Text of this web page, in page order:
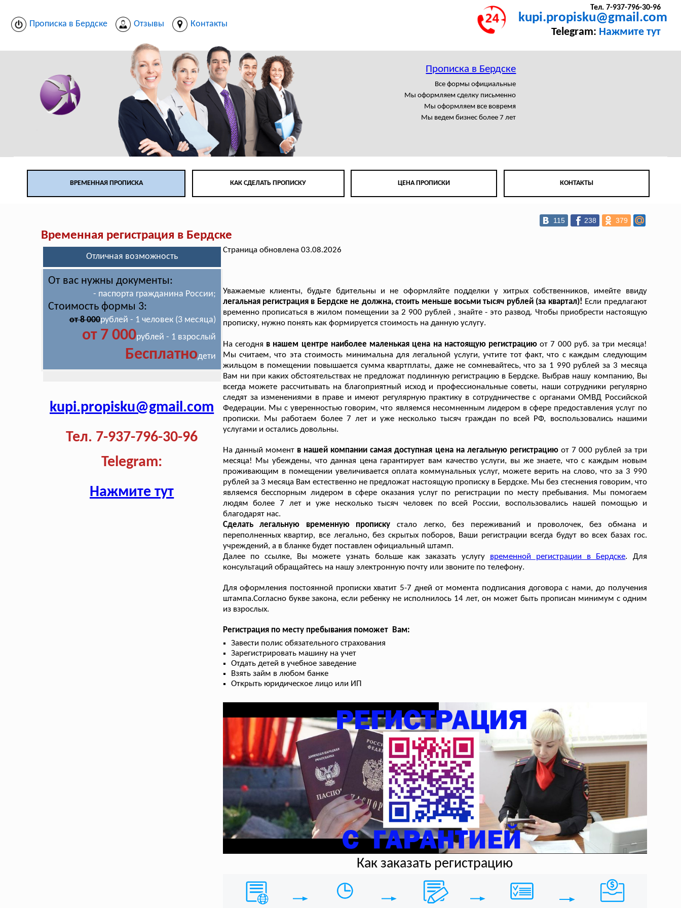
Прописка в Бердске Отзывы Контакты
Тел. 7-937-796-30-96
kupi.propisku@gmail.com
Telegram: Нажмите тут
Прописка в Бердске
Все формы официальные
Мы оформляем сделку письменно
Мы оформляем все вовремя
Мы ведем бизнес более 7 лет
ВРЕМЕННАЯ ПРОПИСКА КАК СДЕЛАТЬ ПРОПИСКУ ЦЕНА ПРОПИСКИ КОНТАКТЫ
115 238 379
Временная регистрация в Бердске
Отличная возможность
От вас нужны документы:
- паспорта гражданина России;
Стоимость формы 3:
от 8 000рублей - 1 человек (3 месяца)
от 7 000рублей - 1 взрослый
Бесплатнодети
kupi.propisku@gmail.com
Тел. 7-937-796-30-96
Telegram:
Нажмите тут
Страница обновлена 03.08.2026
Уважаемые клиенты, будьте бдительны и не оформляйте подделки у хитрых собственников, имейте ввиду
легальная регистрация в Бердске не должна, стоить меньше восьми тысяч рублей (за квартал)! Если предлагают
временно прописаться в жилом помещении за 2 900 рублей , знайте - это развод. Чтобы приобрести настоящую
прописку, нужно понять как формируется стоимость на данную услугу.
На сегодня в нашем центре наиболее маленькая цена на настоящую регистрациюот 7 000 руб. за три месяца!
Мы считаем, что эта стоимость минимальна для легальной услуги, учтите тот факт, что с каждым следующим
жильцом в помещении повышается сумма квартплаты, даже не сомневайтесь, что за 1 990 рублей за 3 месяца
Вам ни при каких обстоятельствах не предложат подлинную регистрацию в Бердске. Выбрав нашу компанию, Вы
всегда можете рассчитывать на благоприятный исход и профессиональные советы, наши сотрудники регулярно
следят за изменениями в праве и имеют регулярную практику в сотрудничестве с органами ОМВД Российской
Федерации. Мы с уверенностью говорим, что являемся несомненным лидером в сфере предоставления услуг по
прописки. Мы работаем более 7 лет и уже несколько тысяч граждан по всей РФ, воспользовались нашими
услугами и остались довольны.
На данный моментв нашей компании самая доступная цена на легальную регистрациюот 7 000 рублей за три
месяца! Мы убеждены, что данная цена гарантирует вам качество услуги, вы же знаете, что с каждым новым
проживающим в помещении увеличивается оплата коммунальных услуг, можете верить на слово, что за 3 990
рублей за 3 месяца Вам естественно не предложат настоящую прописку в Бердске. Мы без стеснения говорим, что
являемся бесспорным лидером в сфере оказания услуг по регистрации по месту пребывания. Мы помогаем
людям более 7 лет и уже несколько тысяч человек по всей России, воспользовались нашей помощью и
благодарят нас.
Сделать легальную временную прописку стало легко, без переживаний и проволочек, без обмана и
переполненных квартир, все легально, без скрытых поборов, Ваши регистрации всегда будут во всех базах гос.
учреждений, а в бланке будет поставлен официальный штамп.
Далее по ссылке, Вы можете узнать больше как заказать услугу временной регистрации в Бердске. Для
консультаций обращайтесь на нашу электронную почту или звоните по телефону.
Для оформления постоянной прописки хватит 5-7 дней от момента подписания договора с нами, до получения
штампа.Согласно букве закона, если ребенку не исполнилось 14 лет, он может быть прописан минимум с одним
из взрослых.
Регистрация по месту пребывания поможет Вам:
Завести полис обязательного страхования
Зарегистрировать машину на учет
Отдать детей в учебное заведение
Взять займ в любом банке
Открыть юридическое лицо или ИП
Как заказать регистрацию